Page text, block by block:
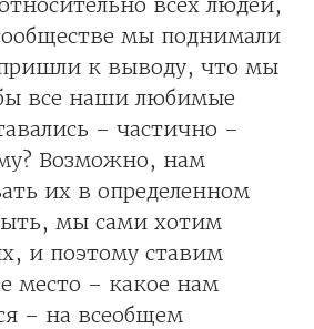
мы поднимали
к выводу, что мы
все наши любимые
– частично –
Возможно, нам
их в определенном
мы сами хотим
и поэтому ставим
место – какое нам
– на всеобщем